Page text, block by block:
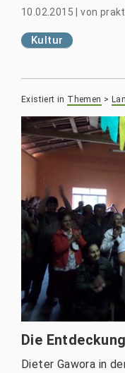
10.02.2015 |von
Kultur
Existiert in Themen >
Die
Dieter Gawora in